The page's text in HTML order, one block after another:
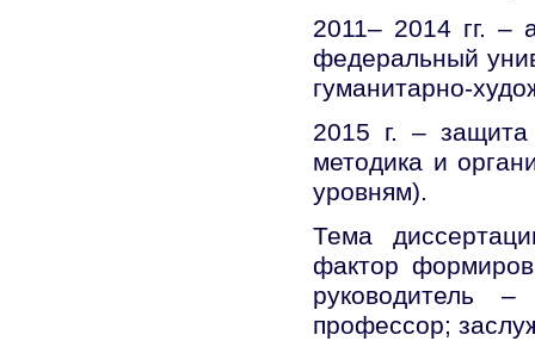
2011– 2014 гг. –
федеральный
гуманитарно-
2015 г. – защита
методика и
уровням).
Тема
фактор
руководитель
профессор;